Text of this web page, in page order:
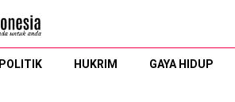
POLITIK HUKRIM GAYA HIDUP